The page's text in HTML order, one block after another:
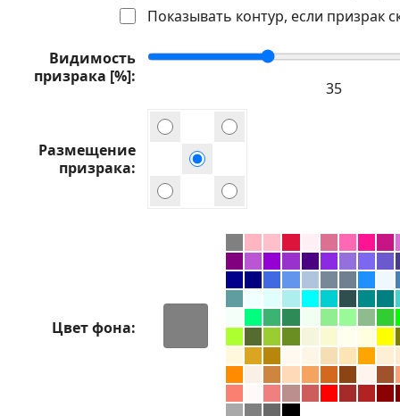
Показывать контур, если призрак
Видимость
призрака [%]
Размещение
призрака
Цвет фона